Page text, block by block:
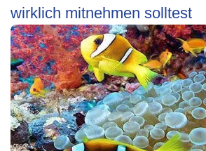
wirklich mitnehmen solltest